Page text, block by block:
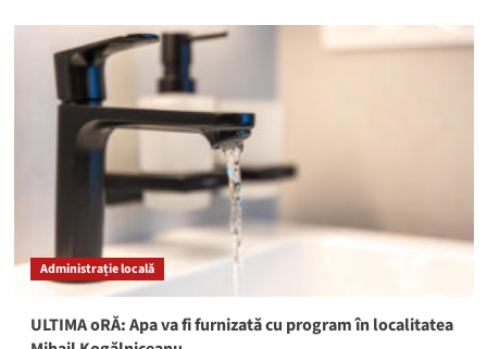
Administrație locală
ULTIMA oRĂ: Apa va fi furnizată cu program în localitatea